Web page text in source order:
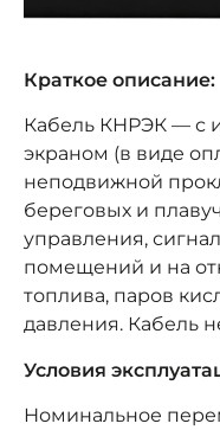
Краткое описание:
Кабель КНРЭК — с
экраном (в виде
неподвижной
береговых и
управления,
помещений и на
топлива, паров
давления. Кабель
Условия
Номинальное